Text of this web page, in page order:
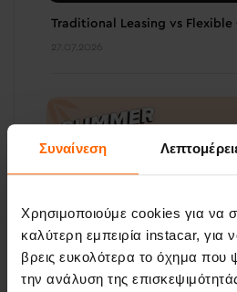
Συναίνεση
Χρησιμοποιούμε cookies για να
καλύτερη εμπειρία instacar, για
βρεις ευκολότερα το όχημα που
την ανάλυση της
Traditional Leasing vs Flexible
27.07.2026
Όροι & Προϋποθέσεις